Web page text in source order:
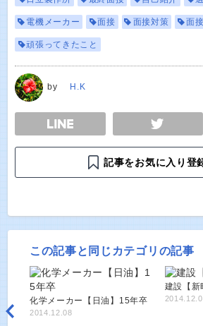
電機メーカー 面接 面接対策 面
頑張ってきたこと
by H.K
TWEET
記事をお気に入り登
この記事と同じカテゴリの記事
化学メーカー【日油】15年卒
2014.12.08
建設【新